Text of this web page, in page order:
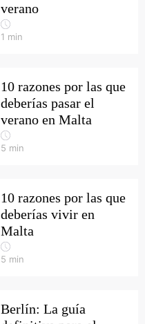
verano
1 min
10 razones por las que
deberías pasar el
verano en Malta
5 min
10 razones por las que
deberías vivir en
Malta
5 min
Berlín: La guía